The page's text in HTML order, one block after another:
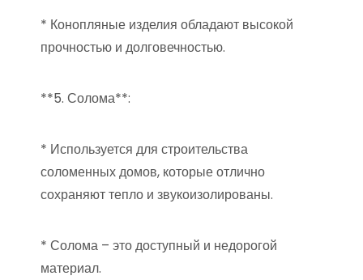
* Конопляные изделия обладают высокой
прочностью и долговечностью.
**5. Солома**:
* Используется для строительства
соломенных домов, которые отлично
сохраняют тепло и звукоизолированы.
* Солома – это доступный и недорогой
материал.